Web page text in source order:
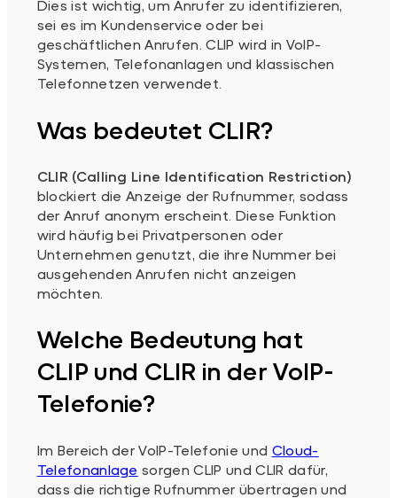
Dies ist wichtig, um Anrufer zu identifizieren,
sei es im Kundenservice oder bei
geschäftlichen Anrufen. CLIP wird in VoIP-
Systemen, Telefonanlagen und klassischen
Telefonnetzen verwendet.
Was bedeutet CLIR?
CLIR (Calling Line Identification Restriction)
blockiert die Anzeige der Rufnummer, sodass
der Anruf anonym erscheint. Diese Funktion
wird häufig bei Privatpersonen oder
Unternehmen genutzt, die ihre Nummer bei
ausgehenden Anrufen nicht anzeigen
möchten.
Welche Bedeutung hat
CLIP und CLIR in der VoIP-
Telefonie?
Im Bereich der VoIP-Telefonie und Cloud-
Telefonanlage sorgen CLIP und CLIR dafür,
dass die richtige Rufnummer übertragen und